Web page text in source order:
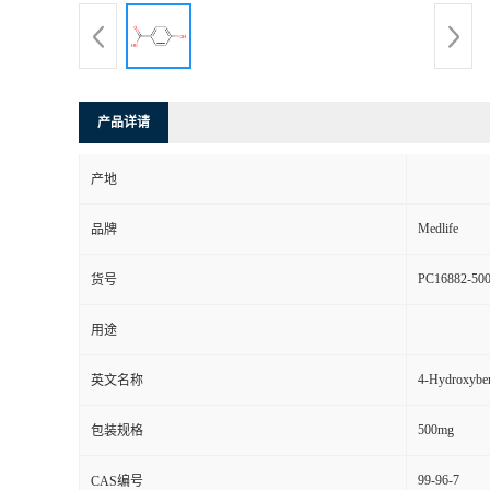
产品详请
产地
品牌 Medlife
货号 PC16882-
用途
英文名称 4-
包装规格 500mg
CAS编号 99-96-7